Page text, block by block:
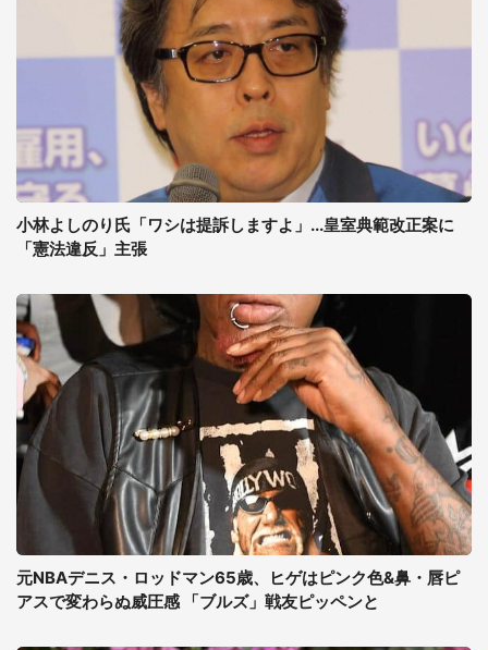
小林よしのり氏「ワシは提訴しますよ」...皇室典範改正案に
「憲法違反」主張
元NBAデニス・ロッドマン65歳、ヒゲはピンク色&鼻・唇ピ
アスで変わらぬ威圧感 「ブルズ」戦友ピッペンと